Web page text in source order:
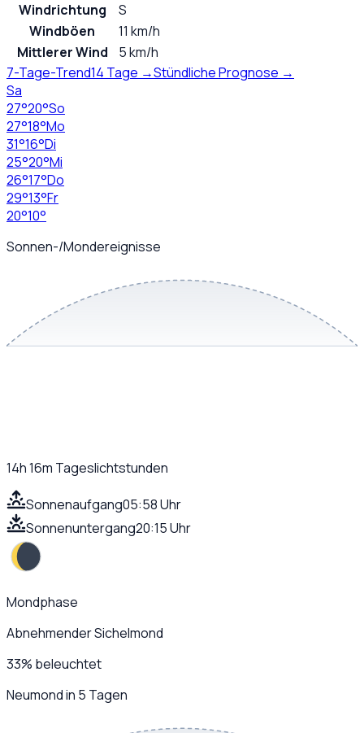
Windrichtung
S
Windböen
11 km/h
Mittlerer Wind
5 km/h
7-Tage-Trend14 Tage →Stündliche Prognose →
Sa
27°20°So
27°18°Mo
31°16°Di
25°20°Mi
26°17°Do
29°13°Fr
20°10°
Sonnen-/Mondereignisse
14h 16m Tageslichtstunden
Sonnenaufgang05:58 Uhr
Sonnenuntergang20:15 Uhr
Mondphase
Abnehmender Sichelmond
33% beleuchtet
Neumond in 5 Tagen